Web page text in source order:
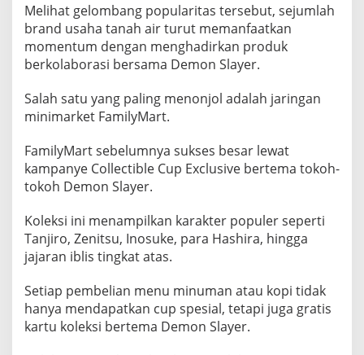
r
a
s
i
e
Melihat gelombang popularitas tersebut, sejumlah
brand usaha tanah air turut memanfaatkan
momentum dengan menghadirkan produk
berkolaborasi bersama Demon Slayer.
Salah satu yang paling menonjol adalah jaringan
minimarket FamilyMart.
FamilyMart sebelumnya sukses besar lewat
kampanye Collectible Cup Exclusive bertema tokoh-
tokoh Demon Slayer.
Koleksi ini menampilkan karakter populer seperti
Tanjiro, Zenitsu, Inosuke, para Hashira, hingga
jajaran iblis tingkat atas.
Setiap pembelian menu minuman atau kopi tidak
hanya mendapatkan cup spesial, tetapi juga gratis
kartu koleksi bertema Demon Slayer.